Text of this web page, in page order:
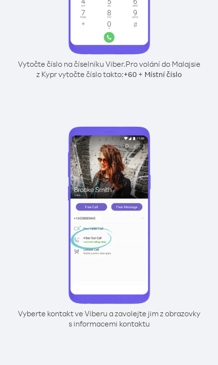
Vytočte číslo na číselníku Viber.Pro volání do Malajsie
z Kypr vytočte číslo takto:+60+ Místní číslo
Vyberte kontakt ve Viberu a zavolejte jim z obrazovky
s informacemi kontaktu